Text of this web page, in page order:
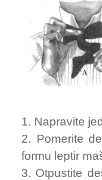
1. Napravite
2. Pomerite
formu leptir
3. Otpustite